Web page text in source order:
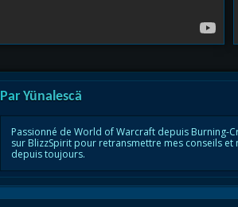
Par Yünalescä
Passionné de World of Warcraft depuis Burning-
sur BlizzSpirit pour retransmettre mes conseils
depuis toujours.